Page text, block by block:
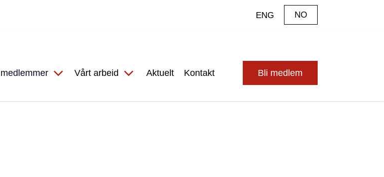
ENG NO
Vårt arbeid Aktuelt Kontakt Bli medlem